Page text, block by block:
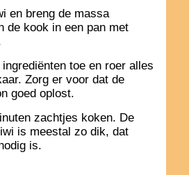
en breng de massa
de kook in een pan met
toe en roer alles
Zorg er voor dat de
goed oplost.
zachtjes koken. De
is meestal zo dik, dat
is.